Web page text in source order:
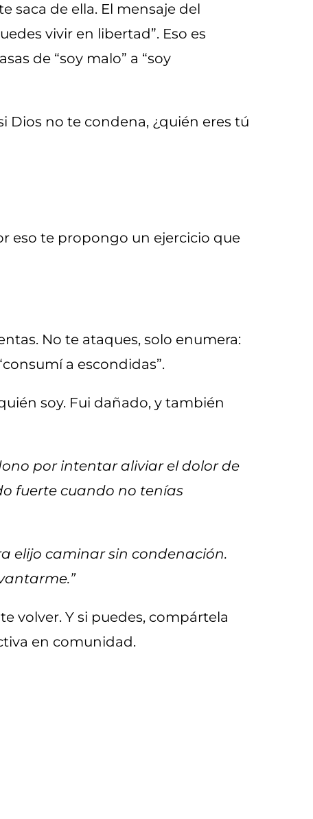
saca de ella. El mensaje del
vivir en libertad”. Eso es
de “soy malo” a “soy
Dios no te condena, ¿quién eres tú
eso te propongo un ejercicio que
No te ataques, solo enumera:
a escondidas”.
soy. Fui dañado, y también
por intentar aliviar el dolor de
fuerte cuando no tenías
elijo caminar sin condenación.
volver. Y si puedes, compártela
en comunidad.